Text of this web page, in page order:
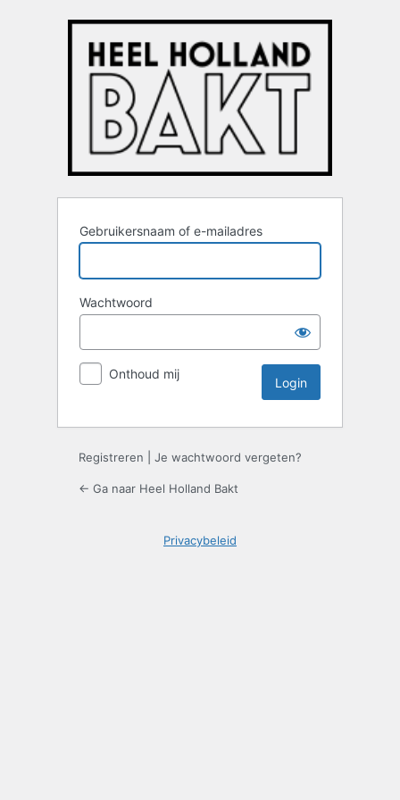
Gebruikersnaam of e-mailadres
Wachtwoord
Onthoud mij
Registreren Je wachtwoord vergeten?
← Ga naar Heel Holland Bakt
Privacybeleid